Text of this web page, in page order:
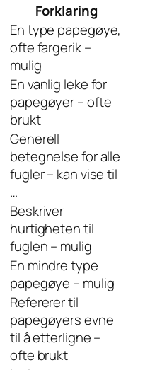
Forklaring
En type papegøye,
ofte fargerik –
mulig
En vanlig leke for
papegøyer – ofte
brukt
Generell
betegnelse for alle
fugler – kan vise til
…
Beskriver
hurtigheten til
fuglen – mulig
En mindre type
papegøye – mulig
Refererer til
papegøyers evne
til å etterligne –
ofte brukt